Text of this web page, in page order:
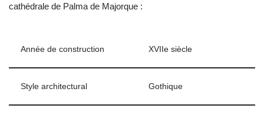
cathédrale de Palma de Majorque :
Année de construction XVIIe siècle
Style architectural Gothique